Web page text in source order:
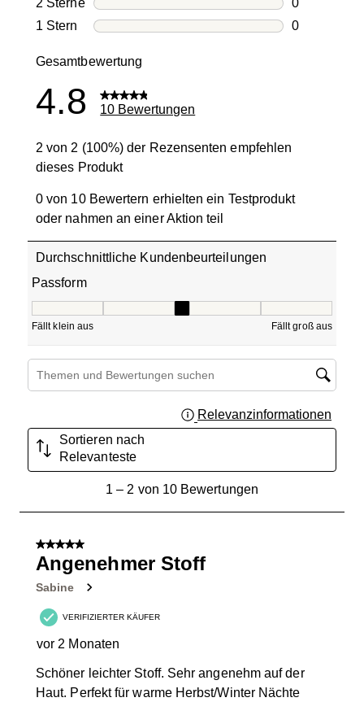
2 SterneSterne
0
0
1 Stern Sterne
0
Gesamtbewertung
4.8 10 Bewertungen
2 von 2 (100%) der Rezensenten empfehlen
dieses Produkt
0 von 10 Bewertern erhielten ein Testprodukt
oder nahmen an einer Aktion teil
Durchschnittliche Kundenbeurteilungen
Passform
Fällt klein aus Fällt groß aus
Suchthemen und Bewertungen Suchregion
Relevanzinformationen
Sortieren nach
Relevanteste
von
Bewertungen.
1 – 2 von 10 Bewertungen
5 von 5 Sternen.
Angenehmer Stoff
Sabine
VERIFIZIERTER KÄUFER
vor 2 Monaten
Schöner leichter Stoff. Sehr angenehm auf der
Haut. Perfekt für warme Herbst/Winter Nächte